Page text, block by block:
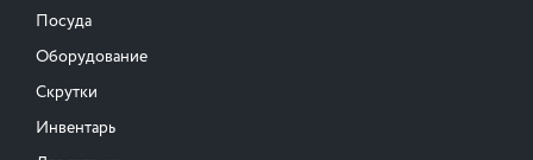
Посуда
Оборудование
Скрутки
Инвентарь